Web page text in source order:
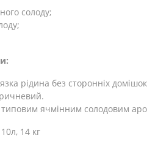
солоду;
рідина без сторонніх
ячмінним солодовим
14 кг